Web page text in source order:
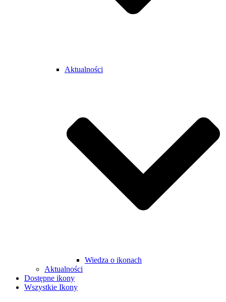
Aktualności
Wiedza o ikonach
Aktualności
Dostępne ikony
Wszystkie Ikony